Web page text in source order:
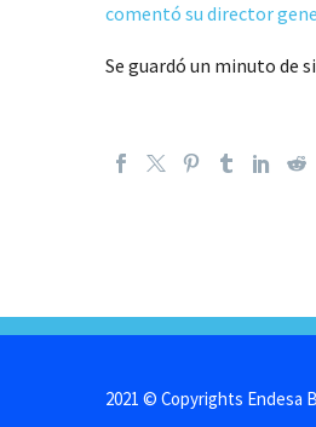
comentó su director
Se guardó un minuto de
2021 © Copyrights Endesa